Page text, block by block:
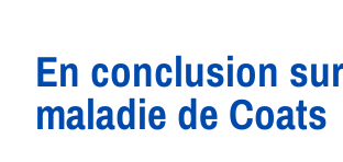
En conclusion
maladie de Coats